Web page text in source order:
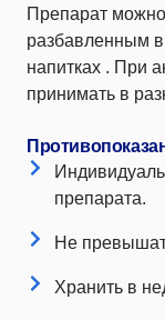
Препарат
разбавленным в
напитках . При
принимать в
препарата.
Не
Хранить в